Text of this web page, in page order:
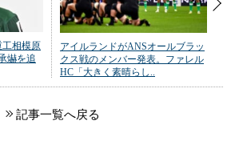
工相模原
爀を追
アイルランドがANSオールブラッ
クス戦のメンバー発表。ファレル
HC「大きく素晴らし..
記事一覧へ戻る